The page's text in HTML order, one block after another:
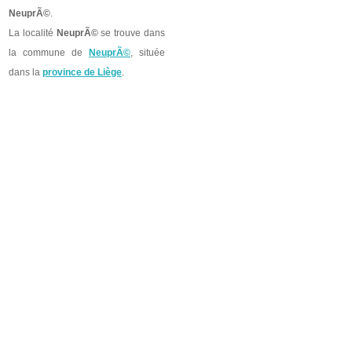
NeuprÃ©.
La localité NeuprÃ©se trouve dans
la commune de
NeuprÃ©, située
dans la province de Liège.